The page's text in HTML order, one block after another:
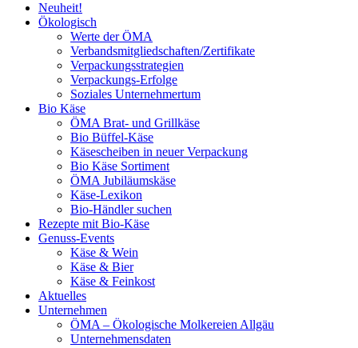
Neuheit!
Ökologisch
Werte der ÖMA
Verbandsmitgliedschaften/Zertifikate
Verpackungsstrategien
Verpackungs-Erfolge
Soziales Unternehmertum
Bio Käse
ÖMA Brat- und Grillkäse
Bio Büffel-Käse
Käsescheiben in neuer Verpackung
Bio Käse Sortiment
ÖMA Jubiläumskäse
Käse-Lexikon
Bio-Händler suchen
Rezepte mit Bio-Käse
Genuss-Events
Käse & Wein
Käse & Bier
Käse & Feinkost
Aktuelles
Unternehmen
ÖMA – Ökologische Molkereien Allgäu
Unternehmensdaten